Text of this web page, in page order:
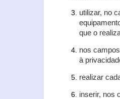
utilizar, no
que o
nos
à
realizar
inserir, nos